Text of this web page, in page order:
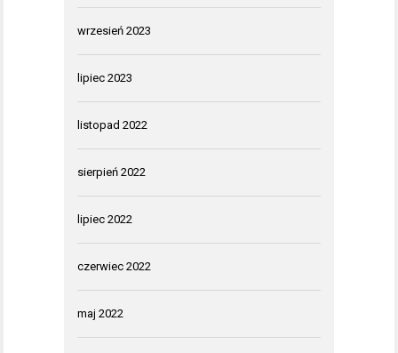
wrzesień 2023
lipiec 2023
listopad 2022
sierpień 2022
lipiec 2022
czerwiec 2022
maj 2022